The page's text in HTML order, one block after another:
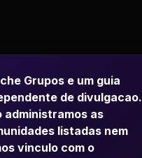
Grupos e um guia
de divulgacao.
administramos as
listadas nem
vinculo com o